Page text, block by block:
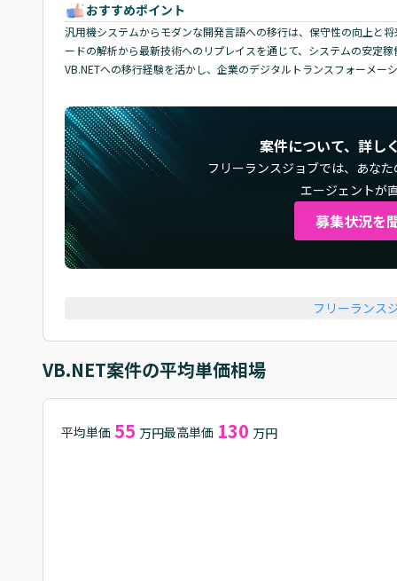
おすすめポイント
汎用機システムからモダンな開発言語への移行は、保守性の向上と
ードの解析から最新技術へのリプレイスを通じて、システムの安定
VB.NETへの移行経験を活かし、企業のデジタルトランスフォーメー
案件について、詳し
フリーランスジョブでは、 あな
エージェントが
募集状況を
フリーランス
VB.NET案件の平均単価相場
平均単価 55 万円最高単価 130 万円